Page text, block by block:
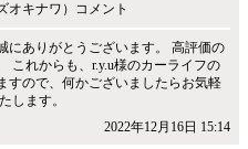
キナワ）コメント
にありがとうございます。 高評価の
これからも、r.y.u様のカーライフの
すので、何かございましたらお気軽
します。
2022年12月16日 15:14